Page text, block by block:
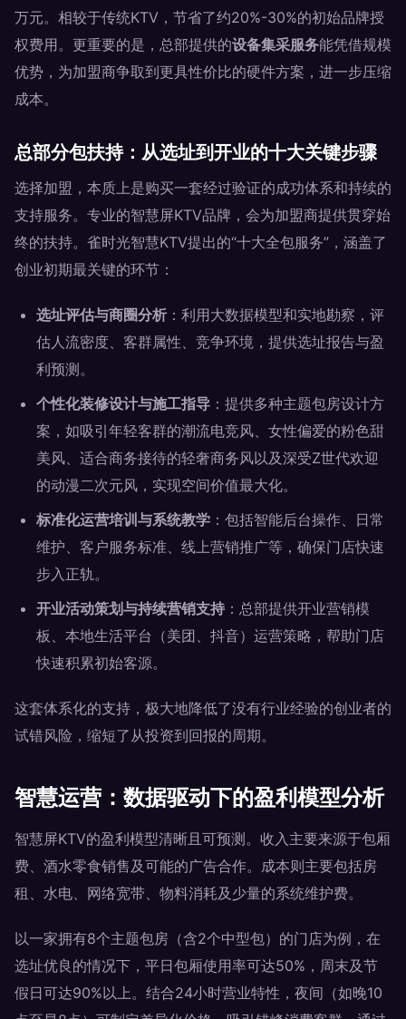
万元。相较于传统KTV，节省了约20%-30%的初始品牌授
权费用。更重要的是，总部提供的设备集采服务能凭借规模
优势，为加盟商争取到更具性价比的硬件方案，进一步压缩
成本。
总部分包扶持：从选址到开业的十大关键步骤
选择加盟，本质上是购买一套经过验证的成功体系和持续的
支持服务。专业的智慧屏KTV品牌，会为加盟商提供贯穿始
终的扶持。雀时光智慧KTV提出的“十大全包服务”，涵盖了
创业初期最关键的环节：
选址评估与商圈分析 ：利用大数据模型和实地勘察，评
估人流密度、客群属性、竞争环境，提供选址报告与盈
利预测。
个性化装修设计与施工指导 ：提供多种主题包房设计方
案，如吸引年轻客群的潮流电竞风、女性偏爱的粉色甜
美风、适合商务接待的轻奢商务风以及深受Z世代欢迎
的动漫二次元风，实现空间价值最大化。
标准化运营培训与系统教学 ：包括智能后台操作、日常
维护、客户服务标准、线上营销推广等，确保门店快速
步入正轨。
开业活动策划与持续营销支持 ：总部提供开业营销模
板、本地生活平台（美团、抖音）运营策略，帮助门店
快速积累初始客源。
这套体系化的支持，极大地降低了没有行业经验的创业者的
试错风险，缩短了从投资到回报的周期。
智慧运营：数据驱动下的盈利模型分析
智慧屏KTV的盈利模型清晰且可预测。收入主要来源于包厢
费、酒水零食销售及可能的广告合作。成本则主要包括房
租、水电、网络宽带、物料消耗及少量的系统维护费。
以一家拥有8个主题包房（含2个中型包）的门店为例，在
选址优良的情况下，平日包厢使用率可达50%，周末及节
假日可达90%以上。结合24小时营业特性，夜间（如晚10